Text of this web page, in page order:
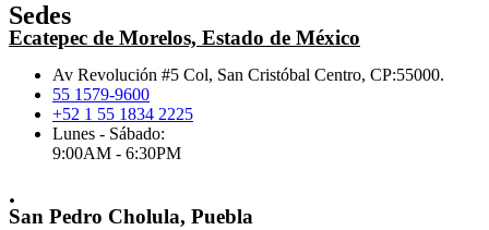
Sedes
Ecatepec de Morelos, Estado de México
Av Revolución #5 Col, San Cristóbal Centro, CP:55000.
55 1579-9600
+52 1 55 1834 2225
Lunes - Sábado:
9:00AM - 6:30PM
.
San Pedro Cholula, Puebla